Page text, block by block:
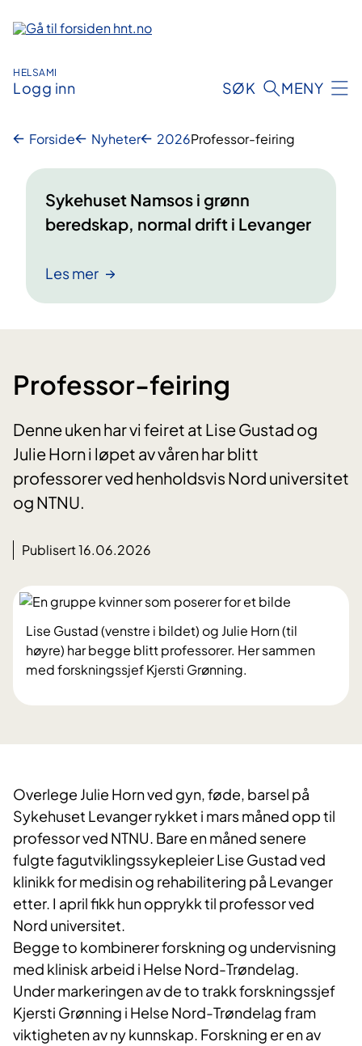
innhold
HELSAMI
Logg inn SØK MENY
Forside Nyheter 2026Professor-feiring
Sykehuset Namsos i grønn
beredskap, normal drift i Levanger
Les mer
Professor-feiring
Denne uken har vi feiret at Lise Gustad og
Julie Horn i løpet av våren har blitt
professorer ved henholdsvis Nord universitet
og NTNU.
Publisert 16.06.2026
Lise Gustad (venstre i bildet) og Julie Horn (til
høyre) har begge blitt professorer. Her sammen
med forskningssjef Kjersti Grønning.
Overlege Julie Horn ved gyn, føde, barsel på
Sykehuset Levanger rykket i mars måned opp til
professor ved NTNU. Bare en måned senere
fulgte fagutviklingssykepleier Lise Gustad ved
klinikk for medisin og rehabilitering på Levanger
etter. I april fikk hun opprykk til professor ved
Nord universitet.
Begge to kombinerer forskning og undervisning
med klinisk arbeid i Helse Nord-Trøndelag.
Under markeringen av de to trakk forskningssjef
Kjersti Grønning i Helse Nord-Trøndelag fram
viktigheten av ny kunnskap. Forskning er en av